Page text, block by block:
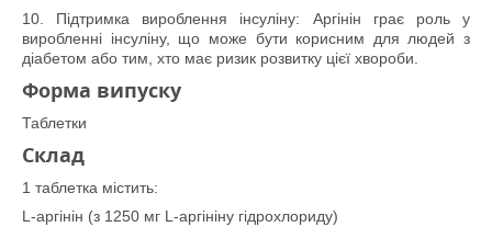
10. Підтримка вироблення інсуліну: Аргінін грає роль у
виробленні інсуліну, що може бути корисним для людей з
діабетом або тим, хто має ризик розвитку цієї хвороби.
Форма випуску
Таблетки
Склад
1 таблетка містить:
L-аргінін (з 1250 мг L-аргініну гідрохлориду)